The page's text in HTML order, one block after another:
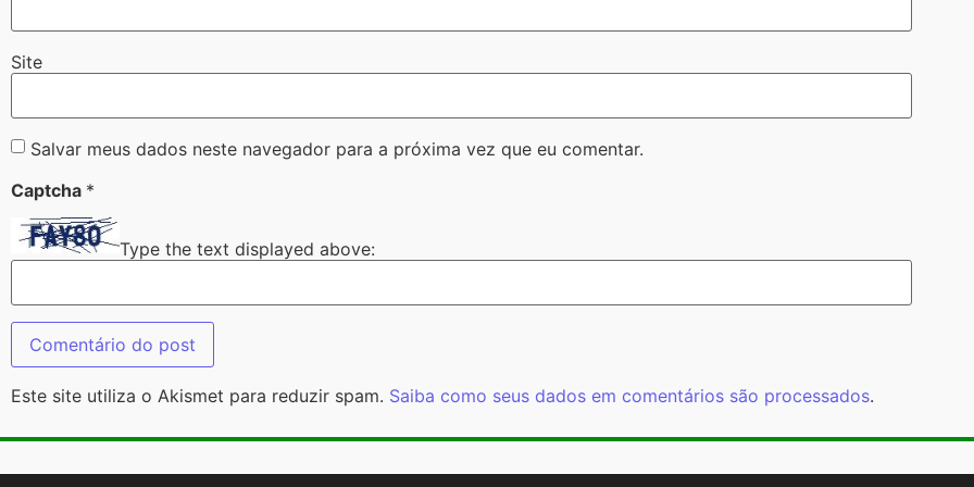
Site
Salvar meus dados neste navegador para a próxima vez que eu comentar.
Captcha *
Type the text displayed above:
Este site utiliza o Akismet para reduzir spam. Saiba como seus dados em comentários são processados.